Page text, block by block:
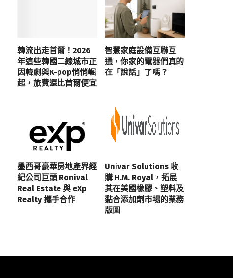
韓流出走首爾！2026
年這些韓國二線城市正
因韓劇與K-pop悄悄崛
起，旅費還比首爾便宜
智慧家庭設備互聯互
通，你家的電器們真的
在「說話」了嗎？
墨西哥豪華房地產界經
紀公司巨頭 Ronival
Real Estate 與 eXp
Realty 攜手合作
Univar Solutions 收
購 H.M. Royal，拓展
其在美國橡膠、塑料及
黏合添加劑市場的業務
版圖